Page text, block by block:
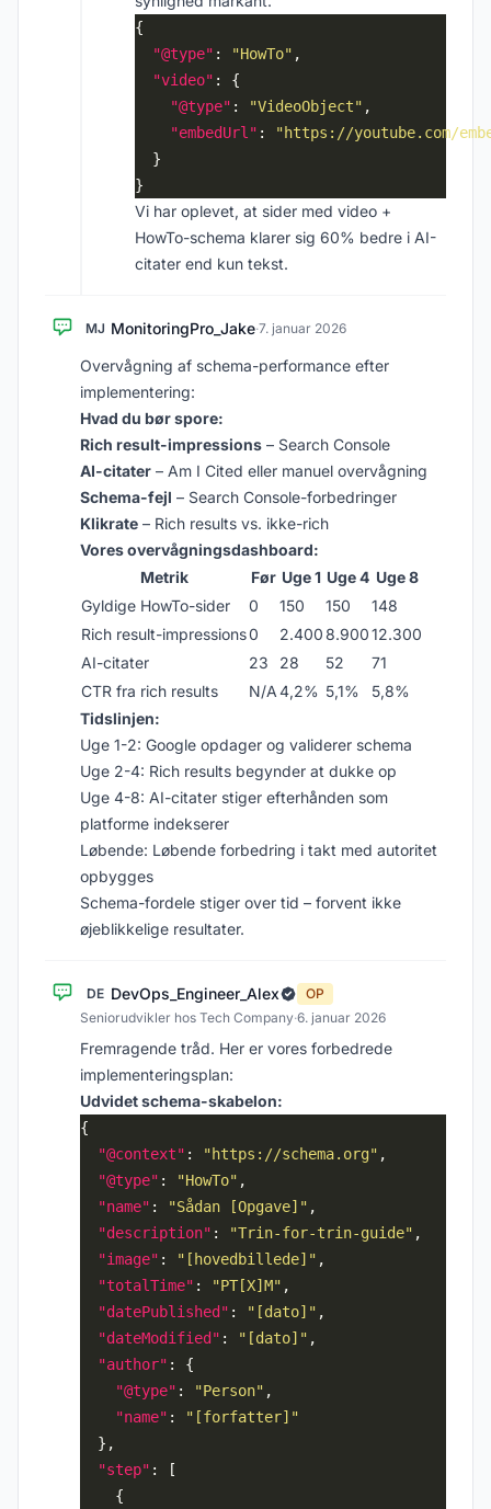
"@type" : "HowTo"
"video"
"@type" : "VideoObject"
"embedUrl" :
"https://youtube.com/
Vi har oplevet, at sider med video +
HowTo-schema klarer sig 60% bedre i AI-
citater end kun tekst.
MJ MonitoringPro_Jake·7. januar 2026
Overvågning af schema-performance efter
implementering:
Hvad du bør spore:
Rich result-impressions – Search Console
AI-citater – Am I Cited eller manuel overvågning
Schema-fejl – Search Console-forbedringer
Klikrate – Rich results vs. ikke-rich
Vores overvågningsdashboard:
Metrik
Før Uge 1 Uge 4 Uge 8
Gyldige HowTo-sider
0 150 150
148
Rich result-impressions0 2.4008.90012.300
AI-citater
23 28 52
71
CTR fra rich results
N/A4,2% 5,1%
5,8%
Tidslinjen:
Uge 1-2: Google opdager og validerer schema
Uge 2-4: Rich results begynder at dukke op
Uge 4-8: AI-citater stiger efterhånden som
platforme indekserer
Løbende: Løbende forbedring i takt med autoritet
opbygges
Schema-fordele stiger over tid – forvent ikke
øjeblikkelige resultater.
DE DevOps_Engineer_Alex
OP
Seniorudvikler hos Tech Company·6. januar 2026
Fremragende tråd. Her er vores forbedrede
implementeringsplan:
Udvidet schema-skabelon:
"@context" : "https://schema.org"
"@type" : "HowTo"
"name" : "Sådan [Opgave]"
"description" : "Trin-for-trin-guide"
"image" : "[hovedbillede]"
"totalTime" : "PT[X]M"
"datePublished" : "[dato]"
"dateModified" : "[dato]"
"author"
"@type" : "Person"
"name" :
"[forfatter]"
"step"